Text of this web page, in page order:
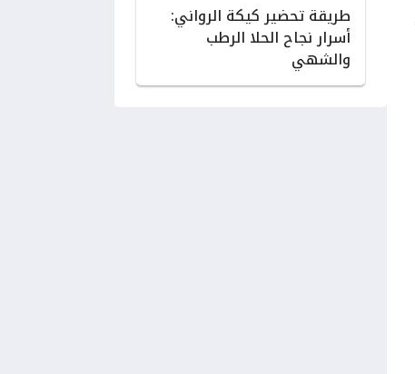
طريقة تحضير كيكة الرواني:
أسرار نجاح الحلا الرطب
والشهي